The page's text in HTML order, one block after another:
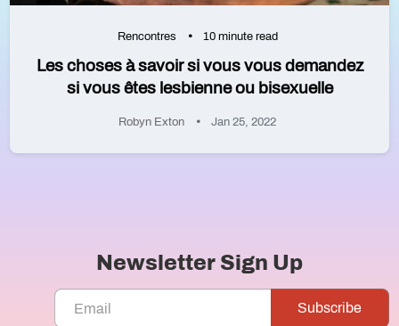
Rencontres 10 minute read
Les choses à savoir si vous vous demandez
si vous êtes lesbienne ou bisexuelle
Robyn Exton Jan 25, 2022
Newsletter Sign Up